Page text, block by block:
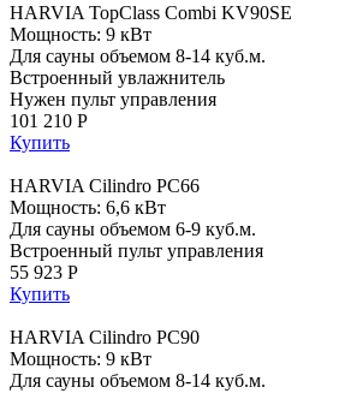
HARVIA TopClass Combi KV90SE
Мощность: 9 кВт
Для сауны объемом 8-14 куб.м.
Встроенный увлажнитель
Нужен пульт управления
101 210 Р
Купить
HARVIA Cilindro PC66
Мощность: 6,6 кВт
Для сауны объемом 6-9 куб.м.
Встроенный пульт управления
55 923 Р
Купить
HARVIA Cilindro PC90
Мощность: 9 кВт
Для сауны объемом 8-14 куб.м.